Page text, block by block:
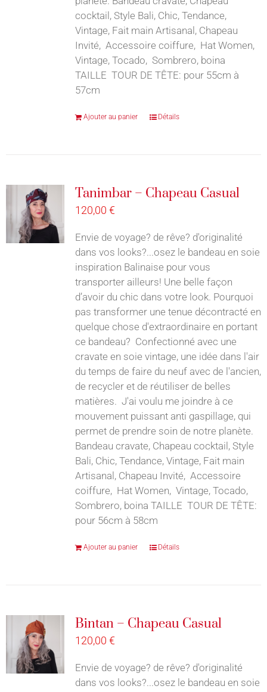
cocktail, Style Bali, Chic, Tendance,
Vintage, Fait main Artisanal, Chapeau
Invité, Accessoire coiffure, Hat Women,
Vintage, Tocado, Sombrero, boina
TAILLE TOUR DE TÊTE: pour 55cm à
57cm
Ajouter au panier Détails
Tanimbar – Chapeau Casual
120,00 €
Envie de voyage? de rêve? d'originalité
dans vos looks?...osez le bandeau en soie
inspiration Balinaise pour vous
transporter ailleurs! Une belle façon
d’avoir du chic dans votre look. Pourquoi
pas transformer une tenue décontracté en
quelque chose d'extraordinaire en portant
ce bandeau? Confectionné avec une
cravate en soie vintage, une idée dans l'air
du temps de faire du neuf avec de l'ancien,
de recycler et de réutiliser de belles
matières. J'ai voulu me joindre à ce
mouvement puissant anti gaspillage, qui
permet de prendre soin de notre planète.
Bandeau cravate, Chapeau cocktail, Style
Bali, Chic, Tendance, Vintage, Fait main
Artisanal, Chapeau Invité, Accessoire
coiffure, Hat Women, Vintage, Tocado,
Sombrero, boina TAILLE TOUR DE TÊTE:
pour 56cm à 58cm
Ajouter au panier Détails
Bintan – Chapeau Casual
120,00 €
Envie de voyage? de rêve? d'originalité
dans vos looks?...osez le bandeau en soie